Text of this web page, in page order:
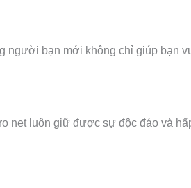
bạn mới không chỉ giúp bạn
net luôn giữ được sự độc đáo và